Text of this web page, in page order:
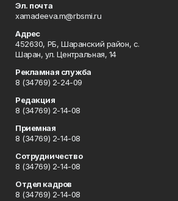
Эл. почта
xamadeeva.m@rbsmi.ru
Адрес
452630, РБ, Шаранский район, с.
Шаран, ул. Центральная, 14
Рекламная служба
8 (34769) 2-24-09
Редакция
8 (34769) 2-14-08
Приемная
8 (34769) 2-14-08
Сотрудничество
8 (34769) 2-14-08
Отдел кадров
8 (34769) 2-14-08